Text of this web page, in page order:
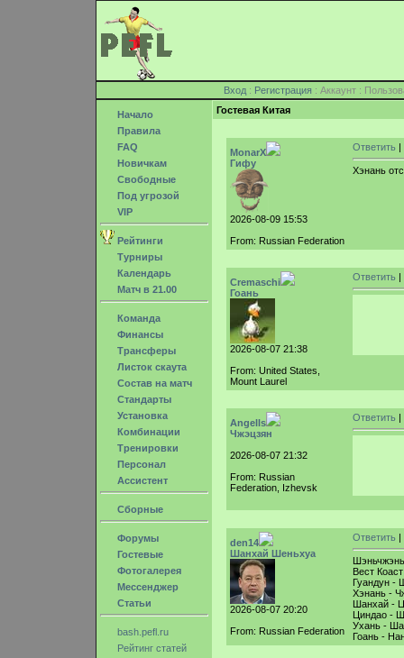
Вход : Регистрация : Аккаунт :
Начало
Правила
FAQ
Новичкам
Свободные
Под угрозой
VIP
Рейтинги
Турниры
Календарь
Матч в 21.00
Команда
Финансы
Трансферы
Листок скаута
Состав на матч
Стандарты
Установка
Комбинации
Тренировки
Персонал
Ассистент
Сборные
Форумы
Гостевые
Фотогалерея
Мессенджер
Статьи
bash.pefl.ru
Рейтинг статей
Гостевая Китая
MonarX
Гифу
2026-08-09 15:53
From: Russian Federation
Ответить |
Хэнань
Cremaschi
Гоань
2026-08-07 21:38
From: United States,
Mount Laurel
Ответить |
Angells
Чжэцзян
2026-08-07 21:32
From: Russian
Federation, Izhevsk
Ответить |
den14
Шанхай Шеньхуа
2026-08-07 20:20
From: Russian Federation
Ответить |
Вест
Гуандун -
Хэнань -
Шанхай -
Циндао -
Ухань -
Гоань -